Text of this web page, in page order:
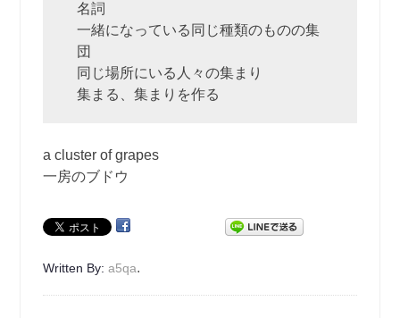
名詞
一緒になっている同じ種類のものの集
団
同じ場所にいる人々の集まり
集まる、集まりを作る
a cluster of grapes
一房のブドウ
Written By:a5qa.